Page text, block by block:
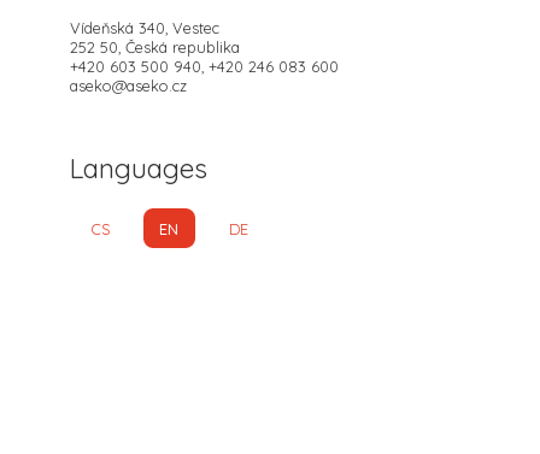
Vídeňská 340, Vestec
252 50, Česká republika
+420 603 500 940, +420 246 083 600
aseko@aseko.cz
Languages
CS EN DE